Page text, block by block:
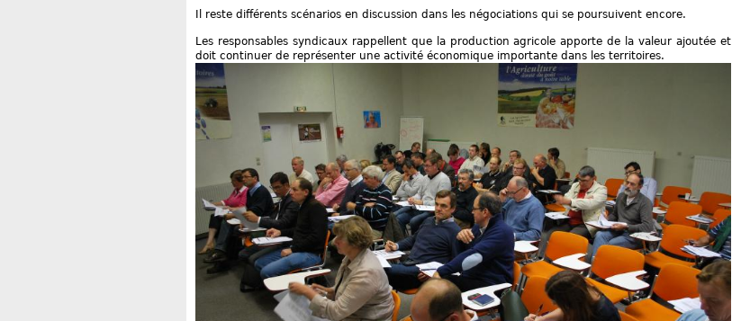
Il reste différents scénarios en discussion dans les négociations qui se poursuivent encore.
Les responsables syndicaux rappellent que la production agricole apporte de la valeur ajoutée et
doit continuer de représenter une activité économique importante dans les territoires.